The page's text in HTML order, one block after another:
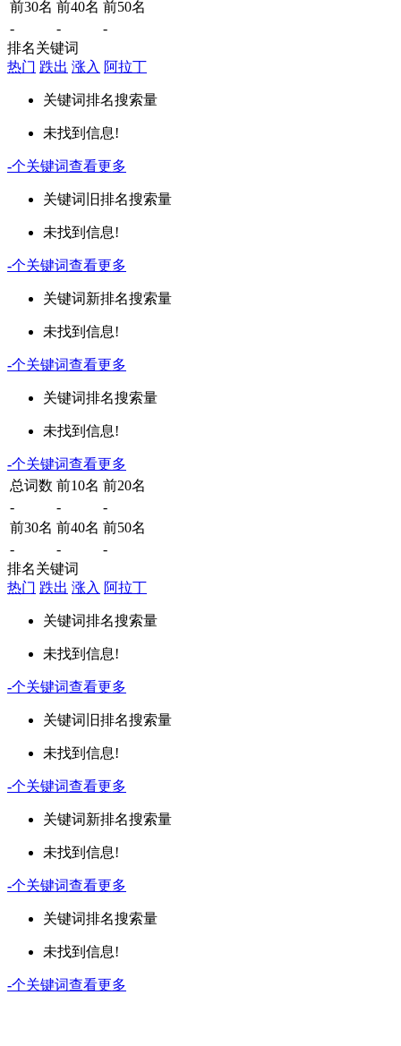
前30名 前40名 前50名
-
-
-
排名关键词
热门 跌出 涨入 阿拉丁
关键词排名搜索量
未找到信息!
-个关键词查看更多
关键词 旧排名搜索量
未找到信息!
-个关键词查看更多
关键词新排名搜索量
未找到信息!
-个关键词查看更多
关键词排名搜索量
未找到信息!
-个关键词查看更多
总词数 前10名 前20名
-
-
-
前30名 前40名 前50名
-
-
-
排名关键词
热门 跌出 涨入 阿拉丁
关键词排名搜索量
未找到信息!
-个关键词查看更多
关键词 旧排名搜索量
未找到信息!
-个关键词查看更多
关键词新排名搜索量
未找到信息!
-个关键词查看更多
关键词排名搜索量
未找到信息!
-个关键词查看更多